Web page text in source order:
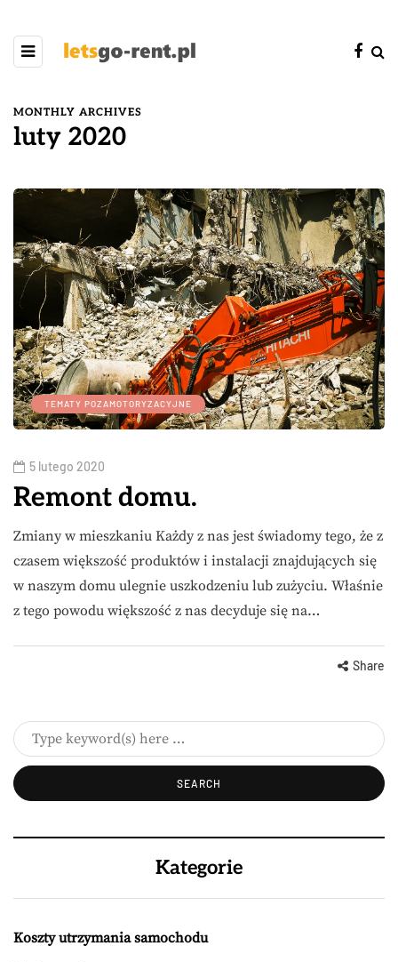
MONTHLY ARCHIVES
luty 2020
TEMATY POZAMOTORYZACYJNE
5 lutego 2020
Remont domu.
Zmiany w mieszkaniu Każdy z nas jest świadomy tego, że z
czasem większość produktów i instalacji znajdujących się
w naszym domu ulegnie uszkodzeniu lub zużyciu. Właśnie
z tego powodu większość z nas decyduje się na…
Share
Kategorie
Koszty utrzymania samochodu